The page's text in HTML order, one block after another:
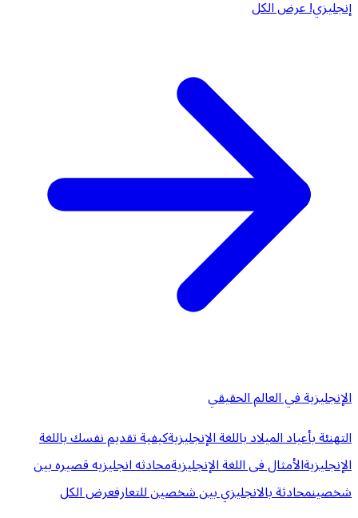
إنجليزي! عرض الكل
الإنجليزية في العالم الحقيقي
التهنئة بأعياد الميلاد باللغة الإنجليزيةكيفية تقديم نفسك باللغة
الإنجليزيةالأمثال فى اللغة الإنجليزيةمحادثه انجليزيه قصيره بين
شخصينمحادثة بالانجليزي بين شخصين للتعارفعرض الكل